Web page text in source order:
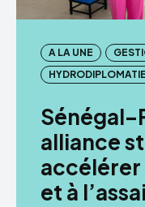
A LA UNE
HYDRODIPLOMATIE
alliance
accélérer
et à